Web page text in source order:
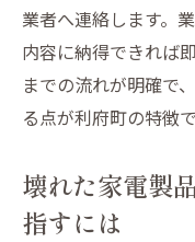
業者へ連絡します。
内容に納得できれば
までの流れが明確で
る点が利府町の特徴で
壊れた家電製
指すには